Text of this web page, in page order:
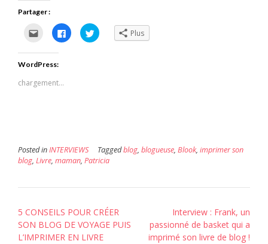
Partager :
Cliquez
pour
envoyer
par
mail
un
ami(ouvre
Cliquez
pour
partager
Cliquez
pour Plus
WordPress:
chargement…
Posted inINTERVIEWS Taggedblog, blogueuse, Blook, imprimer son
blog, Livre, maman, Patricia
Post
navigation
5 CONSEILS POUR CRÉER
SON BLOG DE VOYAGE PUIS
L’IMPRIMER EN LIVRE
Interview : Frank, un
passionné de basket qui a
imprimé son livre de blog !